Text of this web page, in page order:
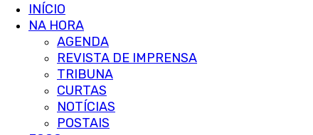
Primary
Menu
INÍCIO
NA HORA
AGENDA
REVISTA DE IMPRENSA
TRIBUNA
CURTAS
NOTÍCIAS
POSTAIS